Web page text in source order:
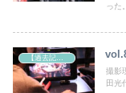
った
【過去記事】シネマクエスト「神取恭子のシネマコラム」
撮影
田光